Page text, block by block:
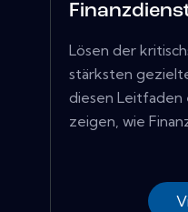
Lösen der
stärksten
diesen Leitfaden
zeigen, wie